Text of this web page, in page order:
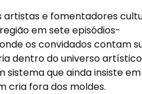
artistas e fomentadores
em sete episódios-
os convidados contam
dentro do universo
sistema que ainda insiste em
cria fora dos moldes.